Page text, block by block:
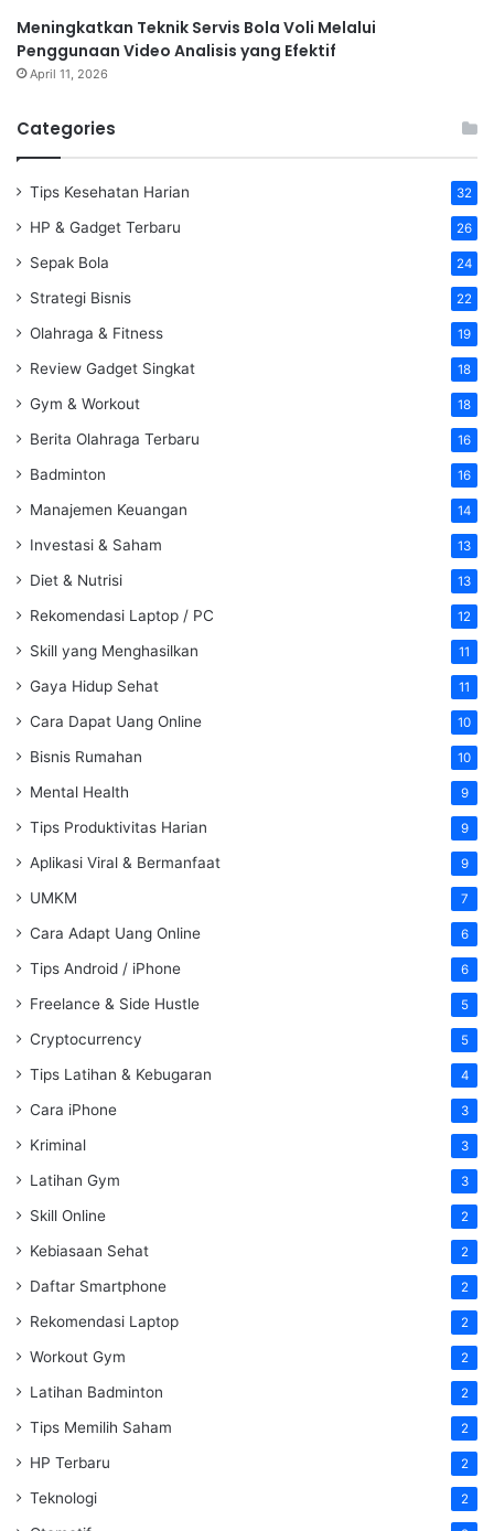
Meningkatkan Teknik Servis Bola Voli Melalui
Penggunaan Video Analisis yang Efektif
April 11, 2026
Categories
Tips Kesehatan Harian 32
HP & Gadget Terbaru 26
Sepak Bola 24
Strategi Bisnis 22
Olahraga & Fitness 19
Review Gadget Singkat 18
Gym & Workout 18
Berita Olahraga Terbaru 16
Badminton 16
Manajemen Keuangan 14
Investasi & Saham 13
Diet & Nutrisi 13
Rekomendasi Laptop / PC 12
Skill yang Menghasilkan 11
Gaya Hidup Sehat 11
Cara Dapat Uang Online 10
Bisnis Rumahan 10
Mental Health 9
Tips Produktivitas Harian 9
Aplikasi Viral & Bermanfaat 9
UMKM 7
Cara Adapt Uang Online 6
Tips Android / iPhone 6
Freelance & Side Hustle 5
Cryptocurrency 5
Tips Latihan & Kebugaran 4
Cara iPhone 3
Kriminal 3
Latihan Gym 3
Skill Online 2
Kebiasaan Sehat 2
Daftar Smartphone 2
Rekomendasi Laptop 2
Workout Gym 2
Latihan Badminton 2
Tips Memilih Saham 2
HP Terbaru 2
Teknologi 2